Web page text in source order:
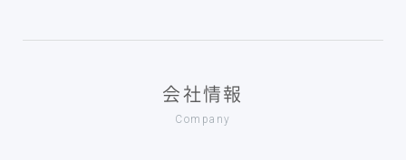
会社情報
Company